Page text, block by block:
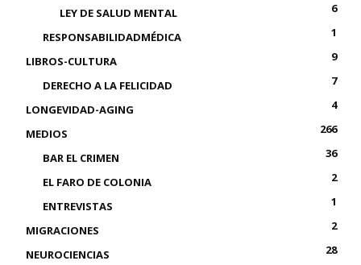
LEY DE SALUD MENTAL
6
RESPONSABILIDADMÉDICA
1
LIBROS-CULTURA
9
DERECHO A LA FELICIDAD
7
LONGEVIDAD-AGING
4
MEDIOS
266
BAR EL CRIMEN
36
EL FARO DE COLONIA
2
ENTREVISTAS
1
MIGRACIONES
2
NEUROCIENCIAS
28